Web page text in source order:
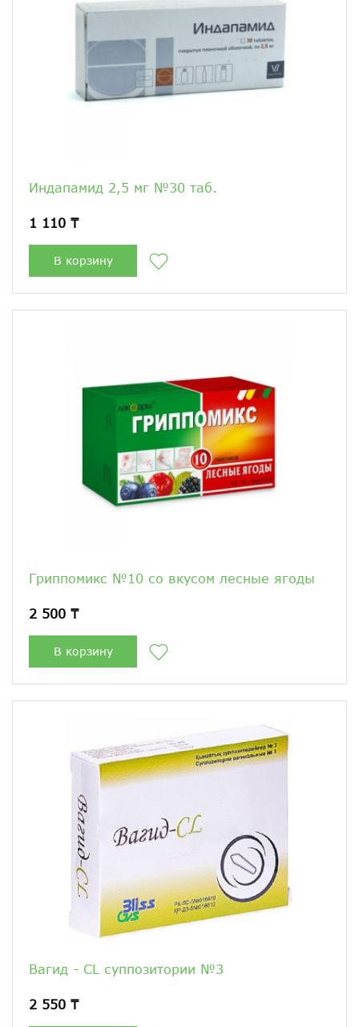
Индапамид 2,5 мг №30 таб.
1 110 ₸
В корзину
Гриппомикс №10 со вкусом лесные ягоды
2 500 ₸
В корзину
Вагид - СL суппозитории №3
2 550 ₸